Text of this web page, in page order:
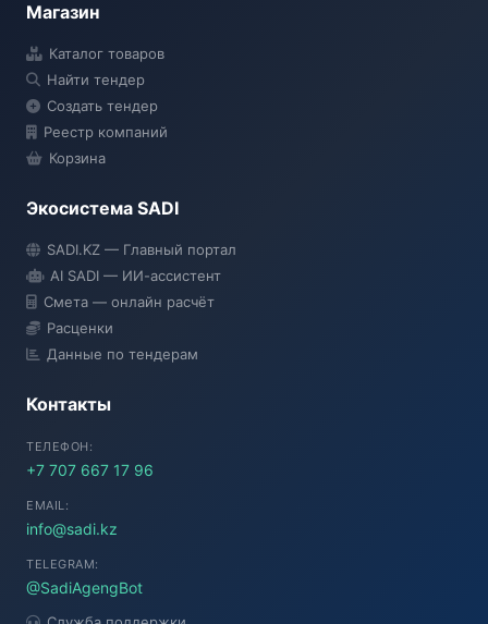
Магазин
Каталог товаров
Найти тендер
Создать тендер
Реестр компаний
Корзина
Экосистема SADI
SADI.KZ — Главный портал
AI SADI — ИИ-ассистент
Смета — онлайн расчёт
Расценки
Данные по тендерам
Контакты
ТЕЛЕФОН:
+7 707 667 17 96
EMAIL:
info@sadi.kz
TELEGRAM:
@SadiAgengBot
● Подключение...